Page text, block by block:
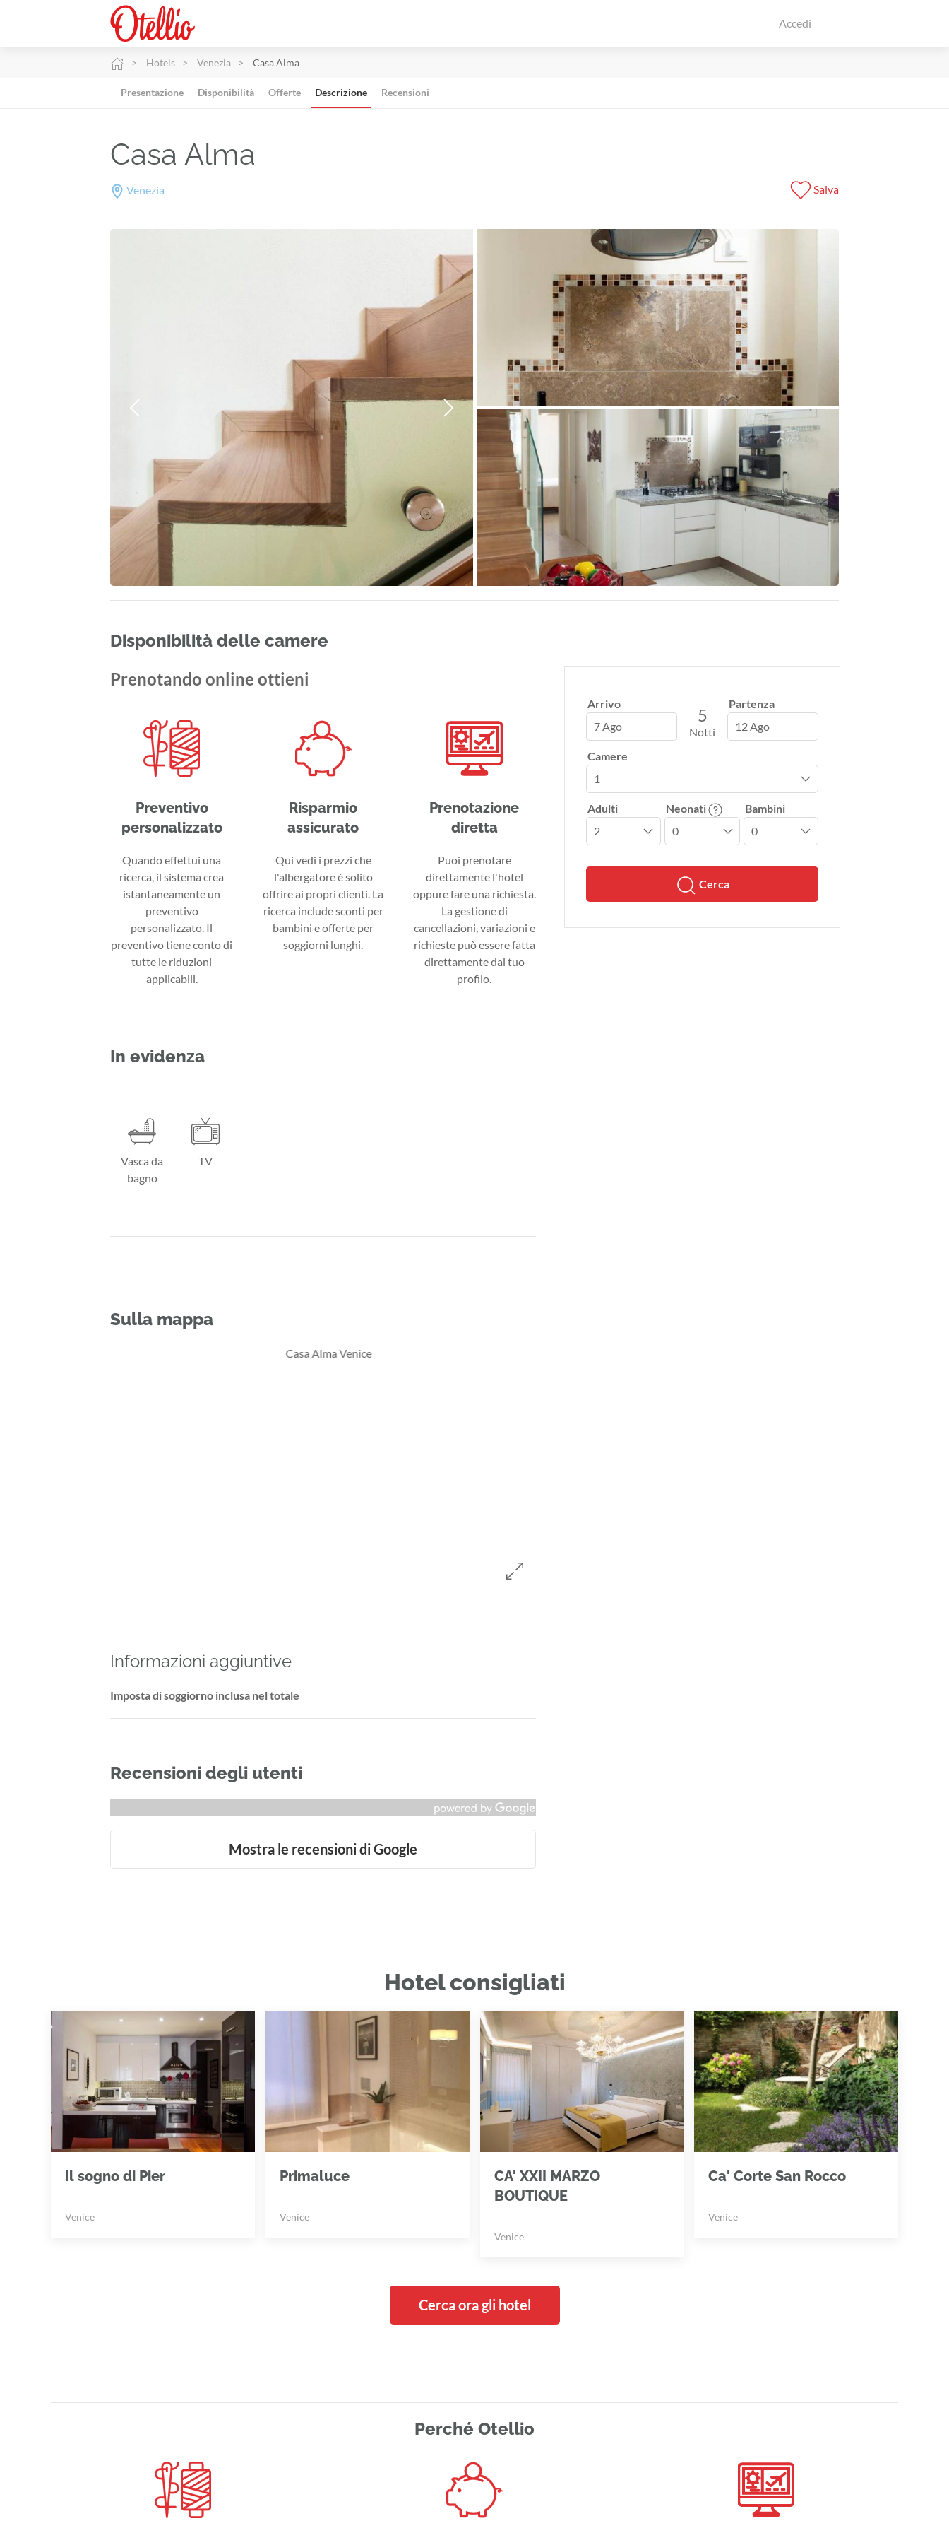
Accedi
Hotels Venezia Casa Alma
Presentazione Disponibilità Offerte Descrizione Recensioni
Casa Alma
Venezia Salva
Disponibilità delle camere
Arrivo
7 Ago
5
Notti
Partenza
12 Ago
Camere
Adulti Neonati Bambini
Cerca
Prenotando online ottieni
Preventivo
personalizzato
Quando effettui una
ricerca, il sistema crea
istantaneamente un
preventivo
personalizzato. Il
preventivo tiene conto di
tutte le riduzioni
applicabili.
Risparmio
assicurato
Qui vedi i prezzi che
l'albergatore è solito
offrire ai propri clienti. La
ricerca include sconti per
bambini e offerte per
soggiorni lunghi.
Prenotazione
diretta
Puoi prenotare
direttamente l'hotel
oppure fare una richiesta.
La gestione di
cancellazioni, variazioni e
richieste può essere fatta
direttamente dal tuo
profilo.
In evidenza
Vasca da
bagno
TV
Sulla mappa
Informazioni aggiuntive
Imposta di soggiorno inclusa nel totale
Recensioni degli utenti
Mostra le recensioni di Google
Hotel consigliati
Il sogno di Pier
Venice
Primaluce
Venice
CA' XXII MARZO
BOUTIQUE
Venice
Ca' Corte San Rocco
Venice
Cerca ora gli hotel
Perché Otellio